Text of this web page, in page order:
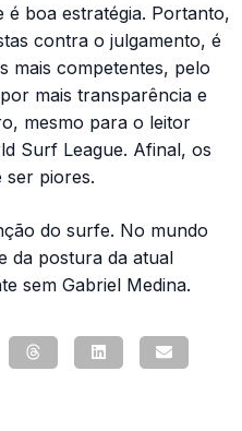
boa estratégia. Portanto,
contra o julgamento, é
mais competentes, pelo
mais transparência e
mesmo para o leitor
Surf League. Afinal, os
ser piores.
do surfe. No mundo
da postura da atual
sem Gabriel Medina.